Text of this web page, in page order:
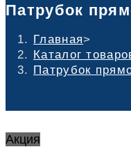
Патрубок
Главная>
Каталог
Патрубок
Акция